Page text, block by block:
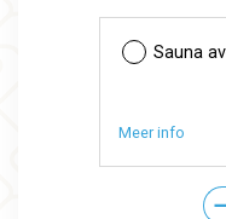
Sauna
Meer info